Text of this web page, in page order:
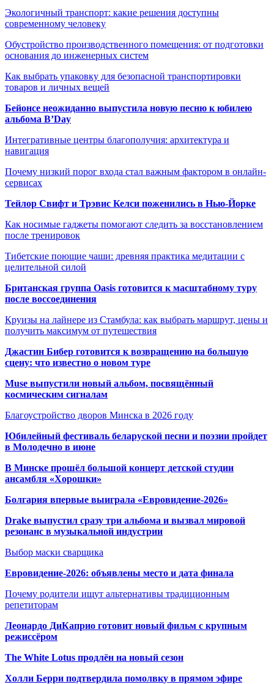
Экологичный транспорт: какие решения доступны
современному человеку
Обустройство производственного помещения: от подготовки
основания до инженерных систем
Как выбрать упаковку для безопасной транспортировки
товаров и личных вещей
Бейонсе неожиданно выпустила новую песню к юбилею
альбома B’Day
Интегративные центры благополучия: архитектура и
навигация
Почему низкий порог входа стал важным фактором в онлайн-
сервисах
Тейлор Свифт и Трэвис Келси поженились в Нью-Йорке
Как носимые гаджеты помогают следить за восстановлением
после тренировок
Тибетские поющие чаши: древняя практика медитации с
целительной силой
Британская группа Oasis готовится к масштабному туру
после воссоединения
Круизы на лайнере из Стамбула: как выбрать маршрут, цены и
получить максимум от путешествия
Джастин Бибер готовится к возвращению на большую
сцену: что известно о новом туре
Muse выпустили новый альбом, посвящённый
космическим сигналам
Благоустройство дворов Минска в 2026 году
Юбилейный фестиваль беларуской песни и поэзии пройдет
в Молодечно в июне
В Минске прошёл большой концерт детской студии
ансамбля «Хорошки»
Болгария впервые выиграла «Евровидение-2026»
Drake выпустил сразу три альбома и вызвал мировой
резонанс в музыкальной индустрии
Выбор маски сварщика
Евровидение-2026: объявлены место и дата финала
Почему родители ищут альтернативы традиционным
репетиторам
Леонардо ДиКаприо готовит новый фильм с крупным
режиссёром
The White Lotus продлён на новый сезон
Холли Берри подтвердила помолвку в прямом эфире